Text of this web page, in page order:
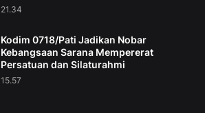
21.34
Kodim 0718/Pati Jadikan Nobar
Kebangsaan Sarana Mempererat
Persatuan dan Silaturahmi
15.57